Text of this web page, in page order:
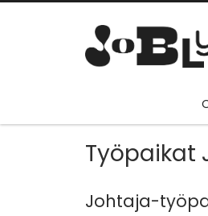
Työpaikat
Johtaja-